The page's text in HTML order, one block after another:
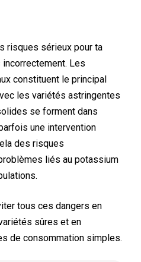
risques sérieux pour ta
Les
constituent le principal
les variétés astringentes
se forment dans
une intervention
des risques
liés au potassium
tous ces dangers en
sûres et en
de consommation simples.